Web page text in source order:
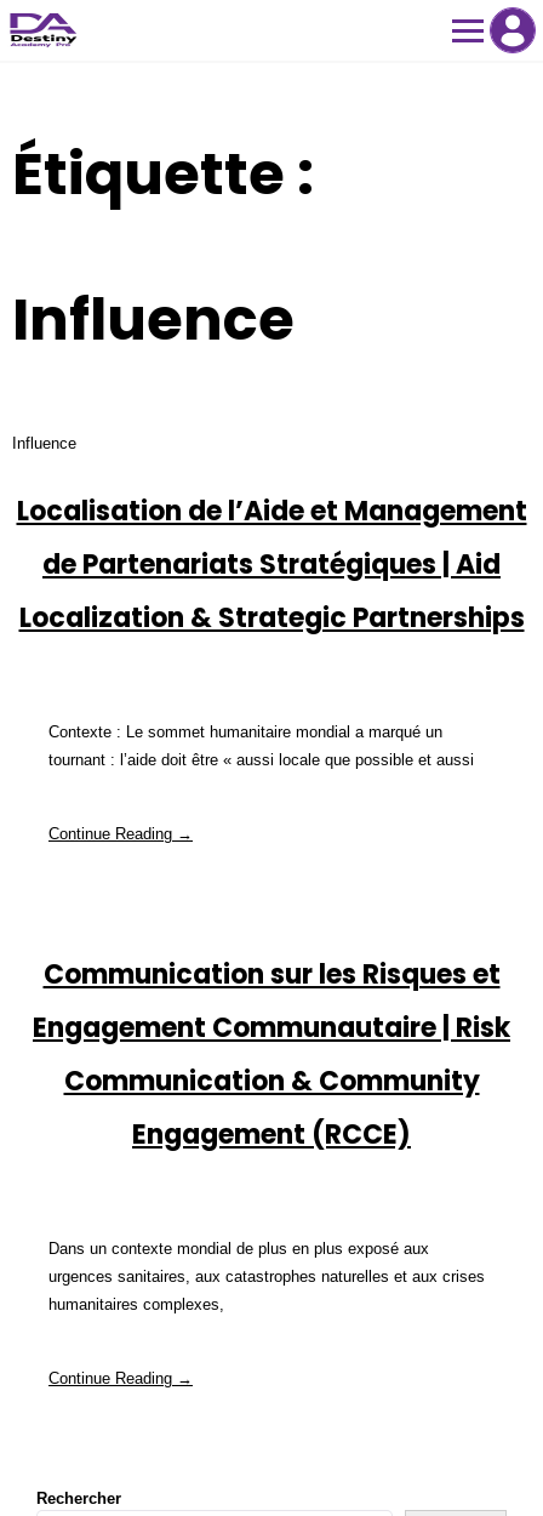
Skip
to
Étiquette :
Influence
Influence
Localisation de l’Aide et Management
de Partenariats Stratégiques | Aid
Localization & Strategic Partnerships
Contexte : Le sommet humanitaire mondial a marqué un
tournant : l’aide doit être « aussi locale que possible et aussi
Continue Reading →
Communication sur les Risques et
Engagement Communautaire | Risk
Communication & Community
Engagement (RCCE)
Dans un contexte mondial de plus en plus exposé aux
urgences sanitaires, aux catastrophes naturelles et aux crises
humanitaires complexes,
Continue Reading →
Rechercher